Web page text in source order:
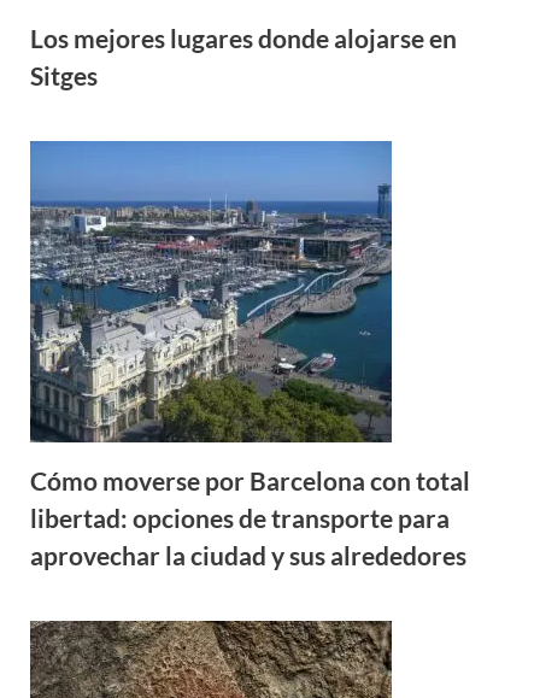
Los mejores lugares donde alojarse en
Sitges
Cómo moverse por Barcelona con total
libertad: opciones de transporte para
aprovechar la ciudad y sus alrededores